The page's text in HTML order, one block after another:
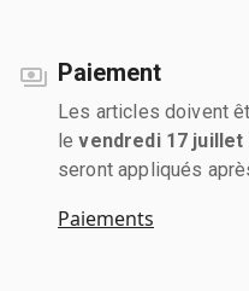
Paiement
Les articles doivent
levendredi 17 juillet
seront appliqués
Paiements